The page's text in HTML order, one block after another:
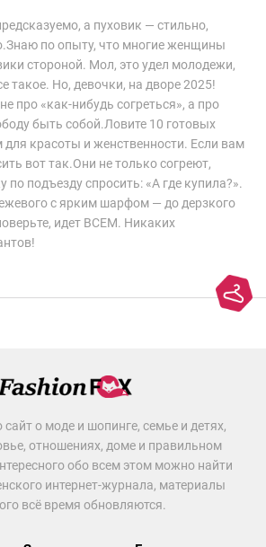
а пуховик — стильно,
по опыту, что многие женщины
стороной. Мол, это удел молодежи,
такое. Но, девочки, на дворе 2025!
про «как-нибудь согреться», а про
быть собой.Ловите 10 готовых
для красоты и женственности. Если вам
вот так.Они не только согреют,
по подъезду спросить: «А где купила?».
с ярким шарфом — до дерзкого
идет ВСЕМ. Никаких
о моде и шопинге, семье и детях,
отношениях, доме и правильном
обо всем этом можно найти
интернет-журнала, материалы
всё время обновляются.